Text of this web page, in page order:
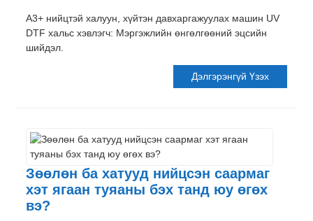
A3+ нийцтэй халуун, хүйтэн давхаргажуулах машин UV
DTF хальс хэвлэгч: Мэргэжлийн өнгөлгөөний эцсийн
шийдэл.
Дэлгэрэнгүй Үзэх
Зөөлөн ба хатууд нийцсэн саармаг
хэт ягаан туяаны бэх танд юу өгөх
вэ?